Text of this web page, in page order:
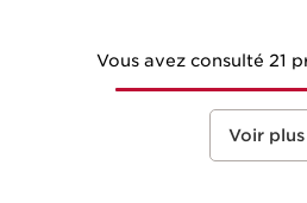
Vous avez consulté 21
Voir plus